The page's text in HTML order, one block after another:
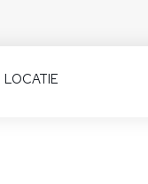
LOCATIE